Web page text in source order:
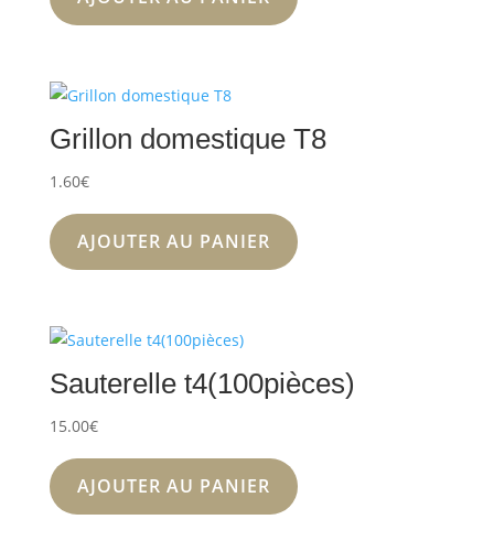
Grillon domestique T8
1.60€
AJOUTER AU PANIER
Sauterelle t4(100pièces)
15.00€
AJOUTER AU PANIER